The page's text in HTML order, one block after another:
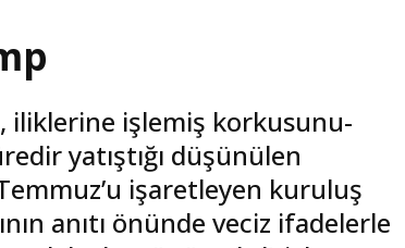
iliklerine işlemiş korkusunu-
yatıştığı düşünülen
işaretleyen kuruluş
anıtı önünde veciz ifadelerle